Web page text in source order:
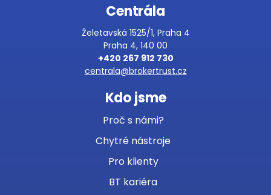
Centrála
Želetavská 1525/1, Praha 4
Praha 4, 140 00
+420 267 912 730
centrala@brokertrust.cz
Kdo jsme
Proč s námi?
Chytré nástroje
Pro klienty
BT kariéra